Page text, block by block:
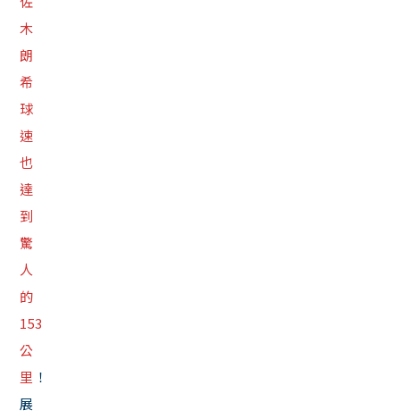
木
朗
希
球
速
也
達
到
驚
人
的
153
公
里 ！
展